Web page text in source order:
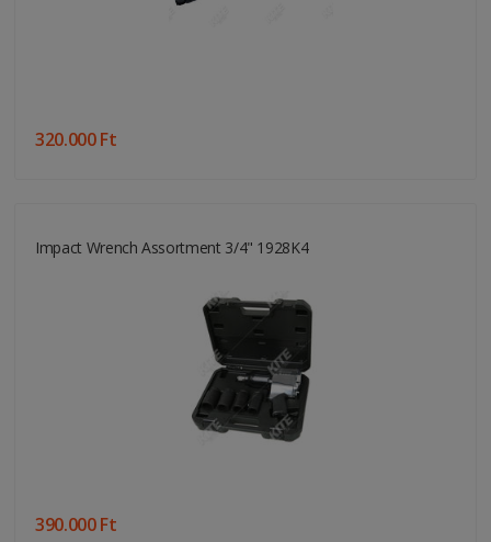
320.000 Ft
Impact Wrench Assortment 3/4" 1928K4
390.000 Ft